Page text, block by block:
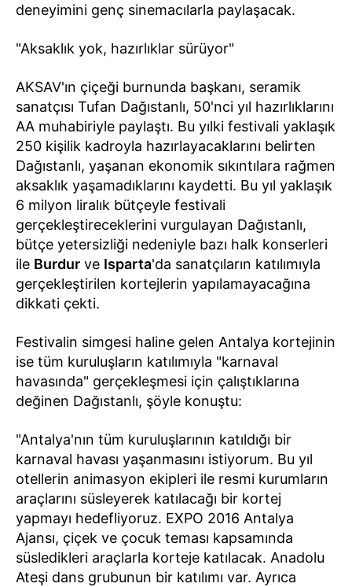
deneyimini genç sinemacılarla paylaşacak.
"Aksaklık yok, hazırlıklar sürüyor"
AKSAV'ın çiçeği burnunda başkanı, seramik
sanatçısı Tufan Dağıstanlı, 50'nci yıl hazırlıklarını
AA muhabiriyle paylaştı. Bu yılki festivali yaklaşık
250 kişilik kadroyla hazırlayacaklarını belirten
Dağıstanlı, yaşanan ekonomik sıkıntılara rağmen
aksaklık yaşamadıklarını kaydetti. Bu yıl yaklaşık
6 milyon liralık bütçeyle festivali
gerçekleştireceklerini vurgulayan Dağıstanlı,
bütçe yetersizliği nedeniyle bazı halk konserleri
ile Burdur ve Isparta'da sanatçıların katılımıyla
gerçekleştirilen kortejlerin yapılamayacağına
dikkati çekti.
Festivalin simgesi haline gelen Antalya kortejinin
ise tüm kuruluşların katılımıyla "karnaval
havasında" gerçekleşmesi için çalıştıklarına
değinen Dağıstanlı, şöyle konuştu:
"Antalya'nın tüm kuruluşlarının katıldığı bir
karnaval havası yaşanmasını istiyorum. Bu yıl
otellerin animasyon ekipleri ile resmi kurumların
araçlarını süsleyerek katılacağı bir kortej
yapmayı hedefliyoruz. EXPO 2016 Antalya
Ajansı, çiçek ve çocuk teması kapsamında
süsledikleri araçlarla korteje katılacak. Anadolu
Ateşi dans grubunun bir katılımı var. Ayrıca